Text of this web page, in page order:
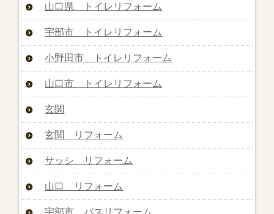
山口県 トイレリフォーム
宇部市 トイレリフォーム
小野田市 トイレリフォーム
山口市 トイレリフォーム
玄関
玄関 リフォーム
サッシ リフォーム
山口 リフォーム
宇部市 バスリフォーム